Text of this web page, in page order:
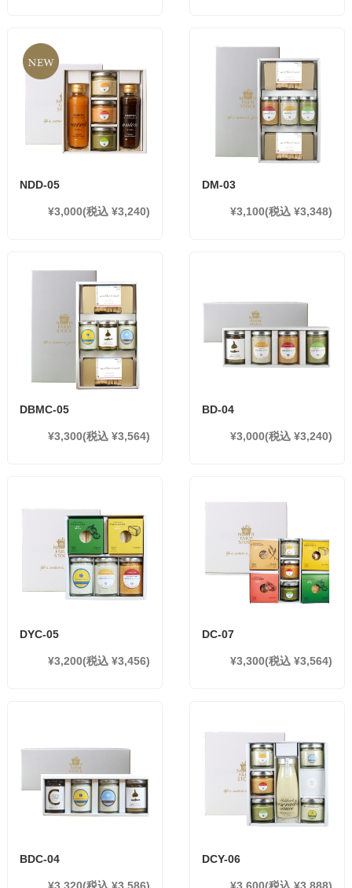
NDD-05
¥3,000(税込 ¥3,240)
DM-03
¥3,100(税込 ¥3,348)
DBMC-05
¥3,300(税込 ¥3,564)
BD-04
¥3,000(税込 ¥3,240)
DYC-05
¥3,200(税込 ¥3,456)
DC-07
¥3,300(税込 ¥3,564)
BDC-04 DCY-06